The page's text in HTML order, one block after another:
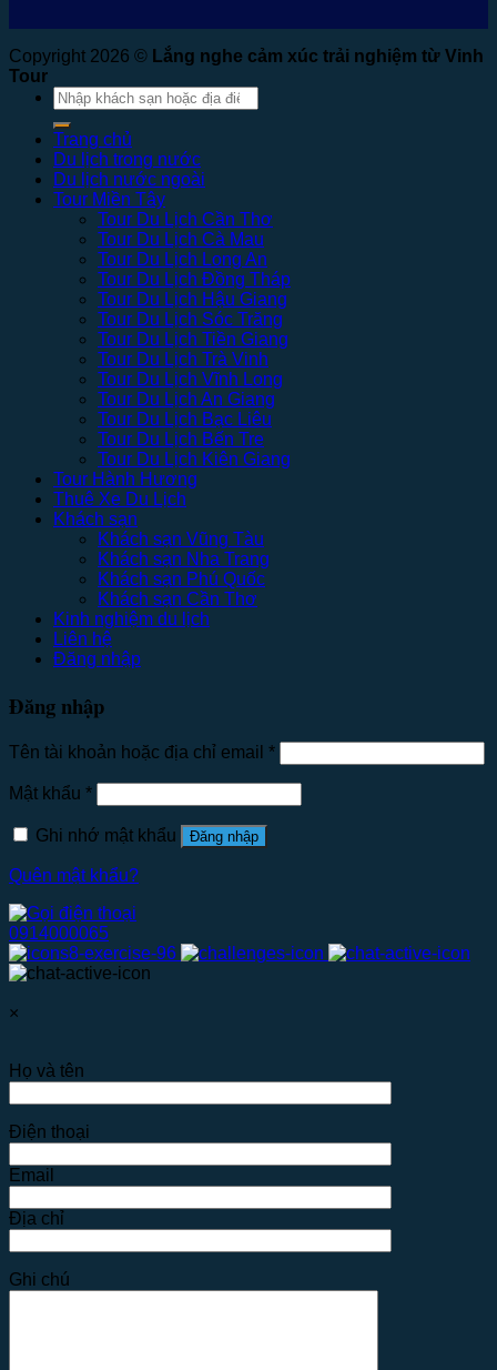
Copyright 2026 © Lắng nghe cảm xúc trải nghiệm từ Vinh
Tour
Tìm
kiếm:
Trang chủ
Du lịch trong nước
Du lịch nước ngoài
Tour Miền Tây
Tour Du Lịch Cần Thơ
Tour Du Lịch Cà Mau
Tour Du Lịch Long An
Tour Du Lịch Đồng Tháp
Tour Du Lịch Hậu Giang
Tour Du Lịch Sóc Trăng
Tour Du Lịch Tiền Giang
Tour Du Lịch Trà Vinh
Tour Du Lịch Vĩnh Long
Tour Du Lịch An Giang
Tour Du Lịch Bạc Liêu
Tour Du Lịch Bến Tre
Tour Du Lịch Kiên Giang
Tour Hành Hương
Thuê Xe Du Lịch
Khách sạn
Khách sạn Vũng Tàu
Khách sạn Nha Trang
Khách sạn Phú Quốc
Khách sạn Cần Thơ
Kinh nghiệm du lịch
Liên hệ
Đăng nhập
Đăng nhập
Tên tài khoản hoặc địa chỉ email *
Mật khẩu *
Ghi nhớ mật khẩu Đăng nhập
Quên mật khẩu?
0914000065
×
Họ và tên
Điện thoại
Email
Địa chỉ
Ghi chú